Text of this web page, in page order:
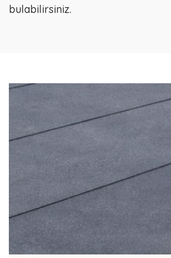
bulabilirsiniz.